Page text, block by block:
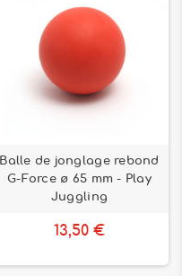
Balle de jonglage rebond
G-Force ø 65 mm - Play
Juggling
13,50 €